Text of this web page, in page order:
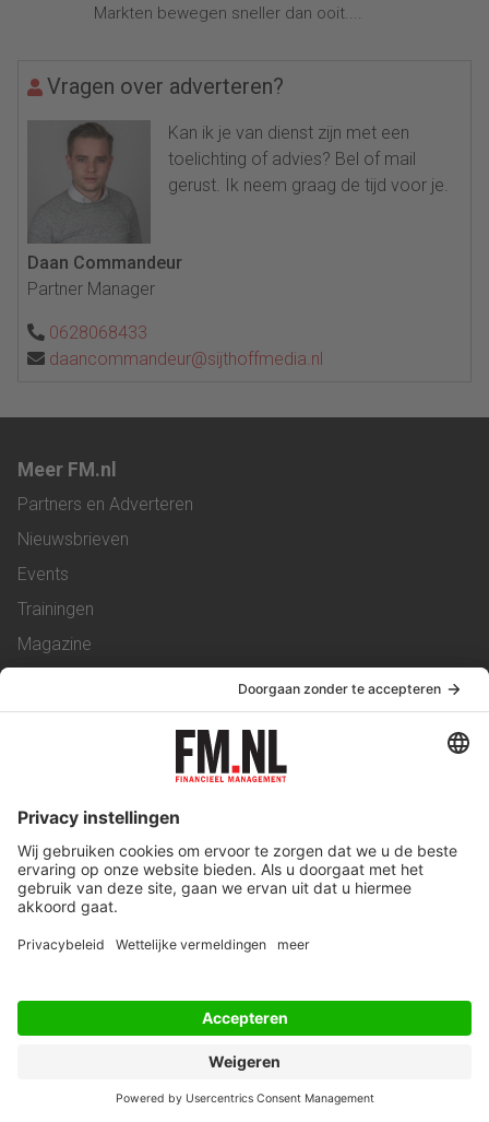
Markten bewegen sneller dan ooit....
Vragen over adverteren?
Kan ik je van dienst zijn met een
toelichting of advies? Bel of mail
gerust. Ik neem graag de tijd voor je.
Daan Commandeur
Partner Manager
0628068433
daancommandeur@sijthoffmedia.nl
Meer FM.nl
Partners en Adverteren
Nieuwsbrieven
Events
Trainingen
Magazine
Service & Contact
Werken bij ons
Privacy Statement
Algemene Voorwaarden